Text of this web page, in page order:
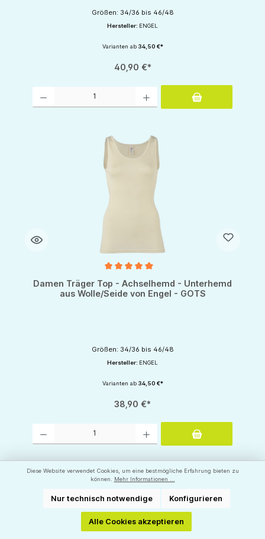
Größen: 34/36 bis 46/48
Hersteller: ENGEL
Varianten ab34,50 €*
40,90 €*
Damen Träger Top - Achselhemd - Unterhemd
aus Wolle/Seide von Engel - GOTS
Größen: 34/36 bis 46/48
Hersteller: ENGEL
Varianten ab34,50 €*
38,90 €*
Diese Website verwendet Cookies, um eine bestmögliche Erfahrung bieten zu
können.
Mehr Informationen ...
Nur technisch notwendige Konfigurieren
Alle Cookies akzeptieren